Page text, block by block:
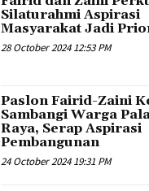
Silaturahmi Aspirasi
Masyarakat Jadi
28 October 2024 12:53 PM
Paslon Fairid-Zaini
Sambangi Warga
Raya, Serap Aspirasi
Pembangunan
24 October 2024 19:31 PM